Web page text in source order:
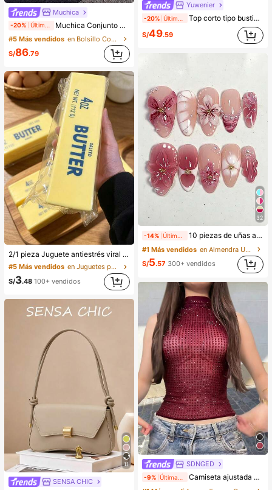
Muchica
-20% Muchica Conjunto casual de 2 piezas de camiseta de manga corta de cuello redondo a rayas y pantalones para mujer
#5 Más vendidos
en Bolsillo Conjuntos de dos piezas a juego
S/86.79
2/1 pieza Juguete antiestrés viral de mantequilla suave y lindo de gran tamaño, juguete de alivio del estrés, estimulación sensorial, pelota antiestrés, adecuado como regalo de Pascua, cumpleaños, graduación, favor de fiesta, suministros para despedida de soltera, estilo dumpling de rebote lento, estético, regalo de Navidad
#5 Más vendidos
en Juguetes para apretar para adolescentes
S/3.48 100+ vendidos
11
SENSA CHIC
Yuwenier
-20% Top corto tipo bustier elegante vintage en color marrón, estructura de busto plisada con varillas, adecuado para bodas, eventos, vacaciones de verano en la playa, chic sin esfuerzo
S/49.59
32
-14% 10 piezas de uñas acrílicas postizas de punta francesa, forma de almendra mediana, diseño de degradado 3D con flores, ondas de agua y strass, estilo fresco de moda Y2K, uñas postizas de cobertura completa y brillantes para uso diario de mujeres y niñas
#1 Más vendidos
en Almendra Uñas postizas a presión
S/5.57 300+ vendidos
SDNGED
-9% Camiseta ajustada de mujer de unicolor, con malla de cristales, transparente y sexy, para uso casual en verano